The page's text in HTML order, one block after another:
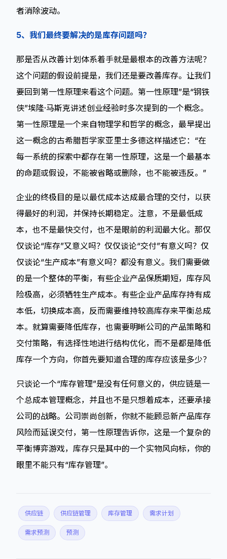
者消除波动。
5、我们最终要解决的是库存问题吗？
那是否从改善计划体系着手就是最根本的改善方法呢？
这个问题的假设前提是，我们还是要改善库存。让我们
要回到第一性原理来看这个问题。第一性原理”是“钢铁
侠”埃隆·马斯克讲述创业经验时多次提到的一个概念。
第一性原理是一个来自物理学和哲学的概念，最早提出
这一概念的古希腊哲学家亚里士多德这样描述它：“在
每一系统的探索中都存在第一性原理，这是一个最基本
的命题或假设，不能被省略或删除，也不能被违反。”
企业的终极目的是以最优成本达成最合理的交付，以获
得最好的利润，并保持长期稳定。注意，不是最低成
本，也不是最快交付，也不是眼前的利润最大化。那仅
仅谈论“库存”又意义吗？仅仅谈论“交付”有意义吗？仅
仅谈论“生产成本”有意义吗？都没有意义。我们需要做
的是一个整体的平衡，有些企业产品保质期短，库存风
险极高，必须牺牲生产成本。有些企业产品库存持有成
本低，切换成本高，反而需要维持较高库存来平衡总成
本。就算需要降低库存，也需要明晰公司的产品策略和
交付策略，有选择性地进行结构优化，而不是都是降低
库存一个方向，你首先要知道合理的库存应该是多少？
只谈论一个“库存管理”是没有任何意义的，供应链是一
个总成本管理概念，并且也不是只想着成本，还要承接
公司的战略。公司崇尚创新，你就不能顾忌新产品库存
风险而延误交付，第一性原理告诉你，这是一个复杂的
平衡博弈游戏，库存只是其中的一个实物风向标，你的
眼里不能只有“库存管理”。
供应链 供应链管理 库存管理 需求计划
需求预测 预测